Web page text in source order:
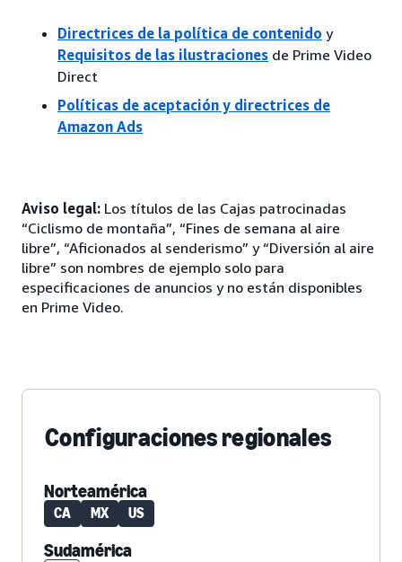
Directrices de la política de contenido y
Requisitos de las ilustraciones de Prime Video
Direct
Políticas de aceptación y directrices de
Amazon Ads
Aviso legal: Los títulos de las Cajas patrocinadas
“Ciclismo de montaña”, “Fines de semana al aire
libre”, “Aficionados al senderismo” y “Diversión al aire
libre” son nombres de ejemplo solo para
especificaciones de anuncios y no están disponibles
en Prime Video.
Configuraciones regionales
Norteamérica
CA MX US
Sudamérica